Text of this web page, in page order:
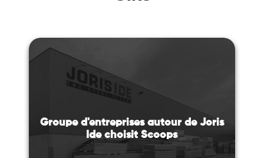
Groupe d'entreprises autour de Joris
Ide choisit Scoops